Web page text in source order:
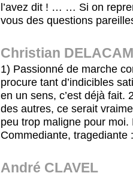
l’avez dit ! … … Si on
vous des questions
Christian
1) Passionné de marche
procure tant d’indicibles
en un sens, c’est déjà fait.
des autres, ce serait
peu trop maligne pour
Commediante,
André CLAVEL